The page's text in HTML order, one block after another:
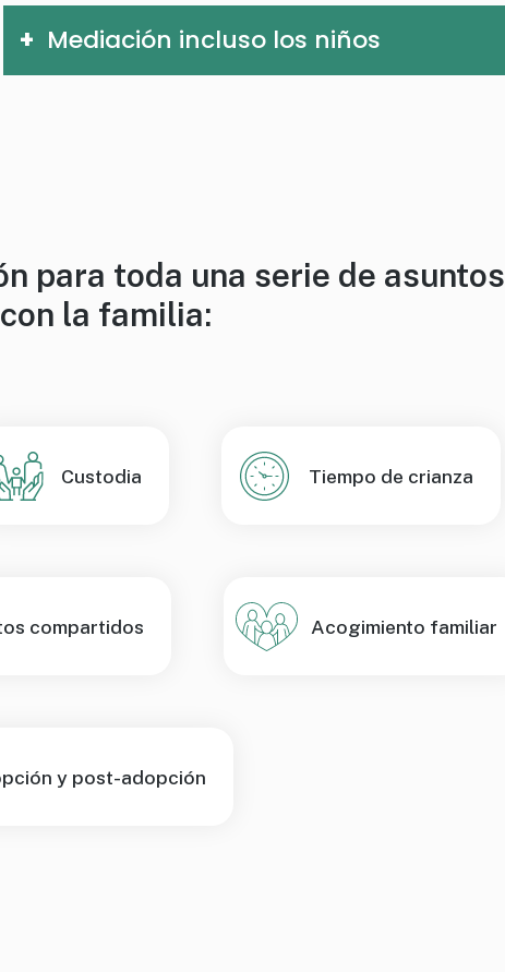
Mediación incluso los niños
para toda una serie de asuntos
la familia:
Custodia Tiempo de crianza
compartidos Acogimiento familiar
y post-adopción